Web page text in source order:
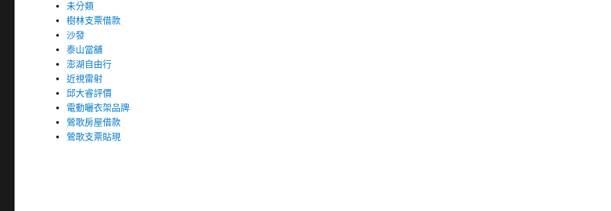
未分類
樹林支票借款
沙發
泰山當舖
澎湖自由行
近視雷射
邱大睿評價
電動曬衣架品牌
鶯歌房屋借款
鶯歌支票貼現